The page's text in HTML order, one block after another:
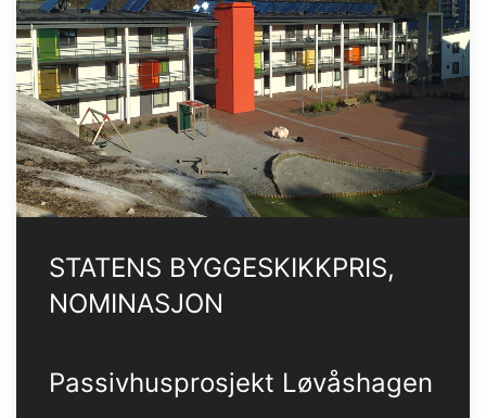
STATENS BYGGESKIKKPRIS,
NOMINASJON
Passivhusprosjekt Løvåshagen